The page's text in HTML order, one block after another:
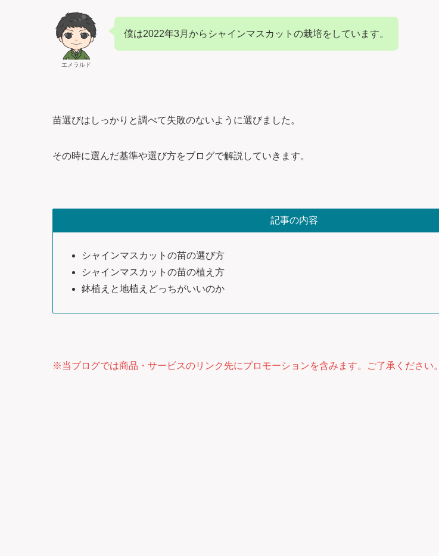
エメラルド
僕は2022年3月からシャインマスカットの栽培をしています。
苗選びはしっかりと調べて失敗のないように選びました。
その時に選んだ基準や選び方をブログで解説していきます。
記事の内容
シャインマスカットの苗の選び方
シャインマスカットの苗の植え方
鉢植えと地植えどっちがいいのか
※当ブログでは商品・サービスのリンク先にプロモーションを含みます。ご了承ください。